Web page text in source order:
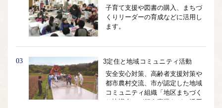
子育て支援や図書の購入、まちづ
くりリーダーの育成などに活用し
ます。
03
3定住と地域コミュニティ活動
安全安心対策、高齢者支援対策や
都市農村交流、市が認定した地域
コミュニティ組織「地区まちづく
り協議会」が行う事業などに活用